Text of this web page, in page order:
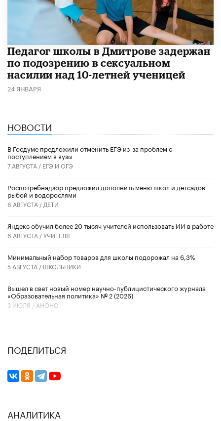
Педагог школы в Дмитрове задержан
по подозрению в сексуальном
насилии над 10-летней ученицей
24 ЯНВАРЯ
НОВОСТИ
В Госдуме предложили отменить ЕГЭ из-за проблем с
поступлением в вузы
7 АВГУСТА / ЕГЭ И ОГЭ
Роспотребнадзор предложил дополнить меню школ и детсадов
рыбой и водорослями
6 АВГУСТА / ДЕТИ
​Яндекс обучил более 20 тысяч учителей использовать ИИ в работе
6 АВГУСТА /УЧИТЕЛЯ
Минимальный набор товаров для школы подорожал на 6,3%
5 АВГУСТА / ШКОЛЬНИКИ
Вышел в свет новый номер научно-публицистического журнала
«Образовательная политика» № 2 (2026)
3 ИЮЛЯ / АНОНС
ПОДЕЛИТЬСЯ
АНАЛИТИКА